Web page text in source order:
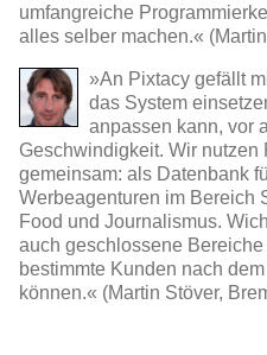
umfangreiche
alles selber machen.«
»An Pixtacy gefällt
das System
anpassen kann, vor
Geschwindigkeit. Wir nutzen
gemeinsam: als Datenbank
Werbeagenturen im Bereich
Food und Journalismus.
auch geschlossene
bestimmte Kunden nach
können.« (Martin Stöver,